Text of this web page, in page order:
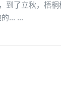
到了立秋，梧
...